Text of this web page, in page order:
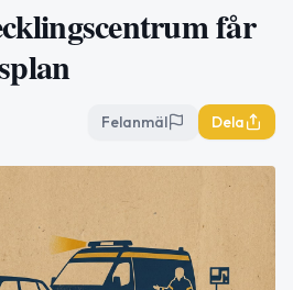
får
Felanmäl Dela